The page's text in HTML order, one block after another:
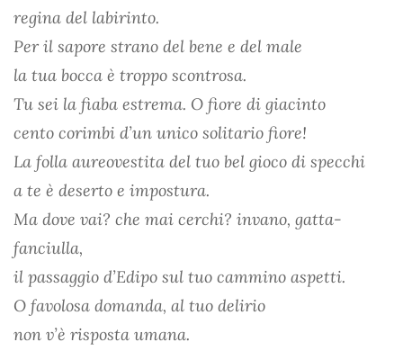
regina del labirinto.
Per il sapore strano del bene e del male
la tua bocca è troppo scontrosa.
Tu sei la fiaba estrema. O fiore di giacinto
cento corimbi d’un unico solitario fiore!
La folla aureovestita del tuo bel gioco di specchi
a te è deserto e impostura.
Ma dove vai? che mai cerchi? invano, gatta-
fanciulla,
il passaggio d’Edipo sul tuo cammino aspetti.
O favolosa domanda, al tuo delirio
non v’è risposta umana.